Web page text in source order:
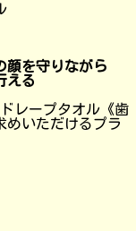
顔を守りながら
える
レープタオル《歯
めいただけるプラ